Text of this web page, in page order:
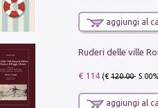
aggiungi al
€ 114(€120.00-
aggiungi al